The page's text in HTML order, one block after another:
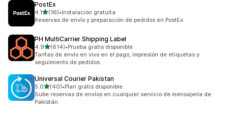
PostEx
4.1de 5 estrellas
(16)
16 reseñas en total
•Instalación gratuita
Reservas de envío y preparación de pedidos en PostEx
PH MultiCarrier Shipping Label
4.9de 5 estrellas
(614)
614 reseñas en total
•Prueba gratis disponible
Tarifas de envío en vivo en el pago, impresión de etiquetas y
seguimiento de pedidos.
Universal Courier Pakistan
5.0de 5 estrellas
(40)
40 reseñas en total
•Plan gratis disponible
Sube reservas de envíos en cualquier servicio de mensajería de
Pakistán.